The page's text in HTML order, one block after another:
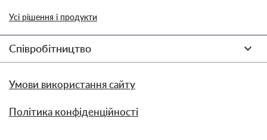
Усі рішення і продукти
Співробітництво
Умови використання сайту
Політика конфіденційності